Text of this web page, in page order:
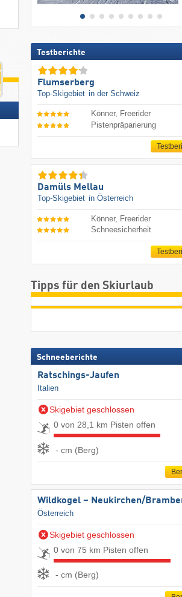
Testberichte
Flumserberg
Top-Skigebiet in der Schweiz
Könner, Freerider
Pistenpräparierung
Damüls Mellau
Top-Skigebiet in Österreich
Könner, Freerider
Schneesicherheit
Tipps für den Skiurlaub
Schneeberichte
Ratschings-Jaufen
Italien
Skigebiet geschlossen
0 von 28,1 km Pisten offen
- cm (Berg)
Wildkogel – Neukirchen/​
Österreich
Skigebiet geschlossen
0 von 75 km Pisten offen
- cm (Berg)